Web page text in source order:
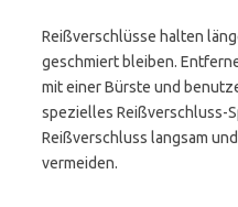
Reißverschlüsse halten
geschmiert bleiben.
mit einer Bürste und
spezielles Reißverschluss-
Reißverschluss langsam
vermeiden.